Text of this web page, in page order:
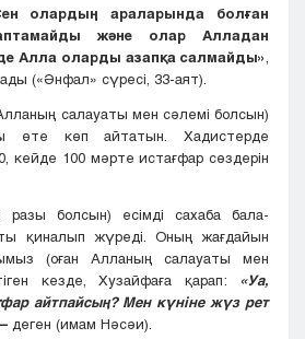
олардың араларында болған
және олар Алладан
Алла оларды азапқа салмайды»
(«Әнфал» сүресі, 33-аят).
салауаты мен сәлемі болсын)
өте көп айтатын. Хадистерде
кейде 100 мәрте истағфар сөздерін
болсын) есімді сахаба бала-
қиналып жүреді. Оның жағдайын
(оған Алланың салауаты мен
кезде, Хузайфаға қарап:
«Уа,
айтпайсың? Мен күніне жүз рет
деген (имам Нәсәи).